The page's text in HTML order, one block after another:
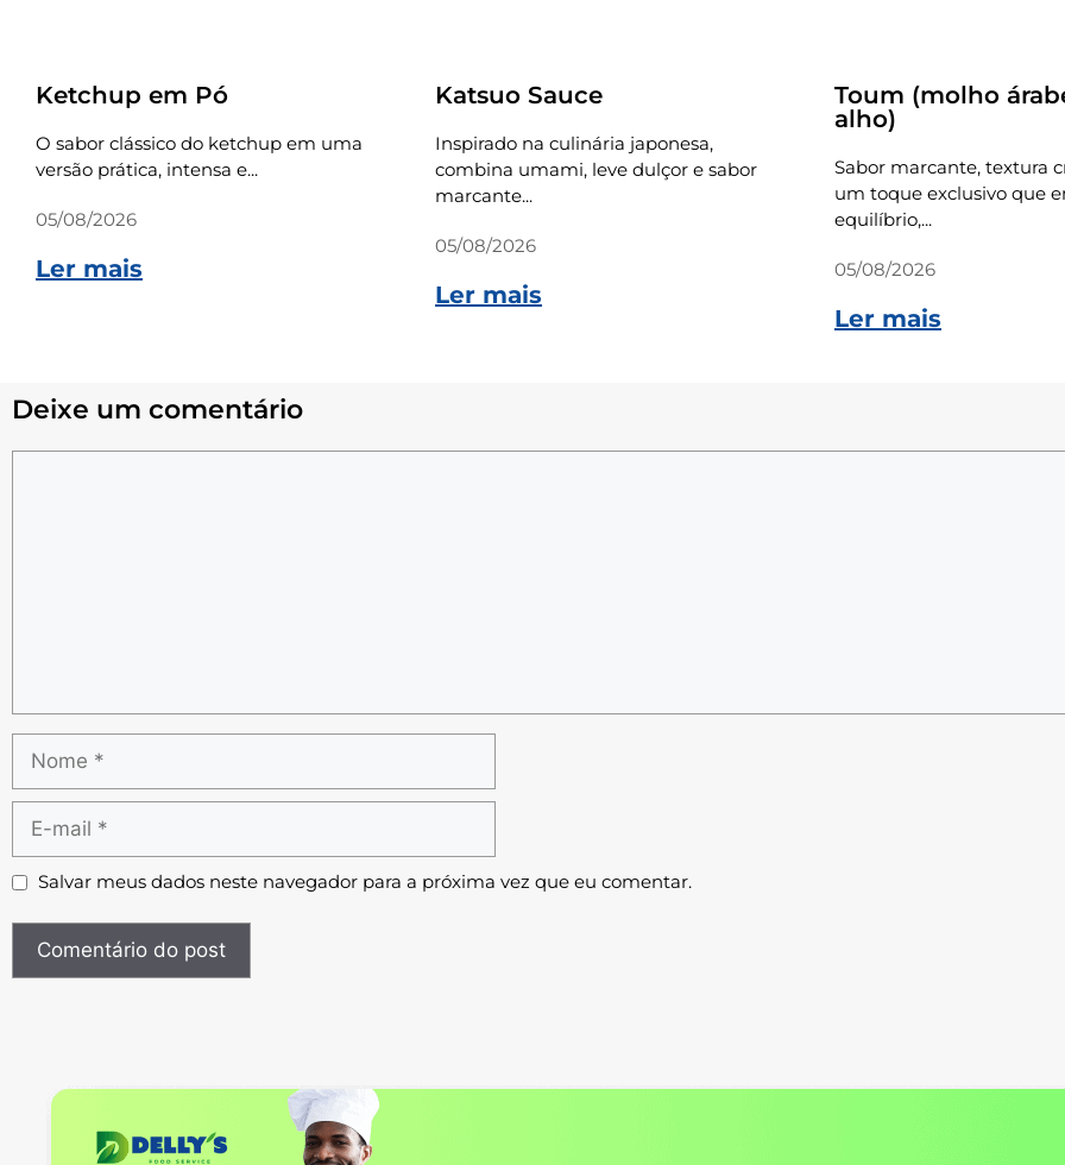
Ketchup em Pó
O sabor clássico do ketchup em uma
versão prática, intensa e...
05/08/2026
Ler mais
Katsuo Sauce
Inspirado na culinária japonesa,
combina umami, leve dulçor e sabor
marcante...
05/08/2026
Ler mais
Toum (molho
alho)
Sabor marcante, textura
um toque exclusivo que
equilíbrio,...
05/08/2026
Ler mais
Deixe um comentário
Salvar meus dados neste navegador para a próxima vez que eu comentar.